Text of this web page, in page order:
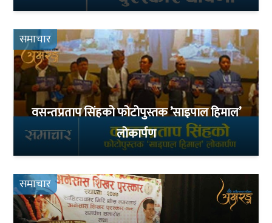
समाचार
वसन्तप्रताप सिंहको फोटोपुस्तक ’साइपाल हिमाल’
लोकार्पण
समाचार